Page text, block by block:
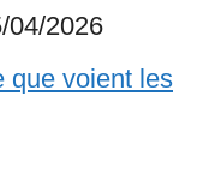
04/2026
que voient les